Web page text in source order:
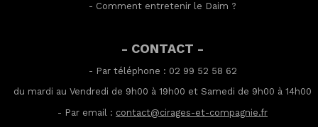
- Comment entretenir le Daim ?
- CONTACT -
- Par téléphone : 02 99 52 58 62
du mardi au Vendredi de 9h00 à 19h00 et Samedi de 9h00 à 14h00
- Par email : contact@cirages-et-compagnie.fr